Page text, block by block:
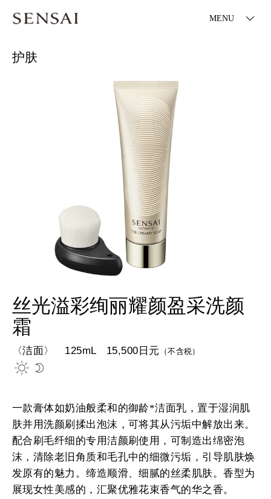
MENU
护肤
丝光溢彩绚丽耀颜盈采洗颜
霜
〈洁面〉 125mL 15,500日元 （不含税）
一款膏体如奶油般柔和的御龄*洁面乳，置于湿润肌
肤并用洗颜刷揉出泡沫，可将其从污垢中解放出来。
配合刷毛纤细的专用洁颜刷使用，可制造出绵密泡
沫，清除老旧角质和毛孔中的细微污垢，引导肌肤焕
发原有的魅力。缔造顺滑、细腻的丝柔肌肤。香型为
展现女性美感的，汇聚优雅花束香气的华之香。